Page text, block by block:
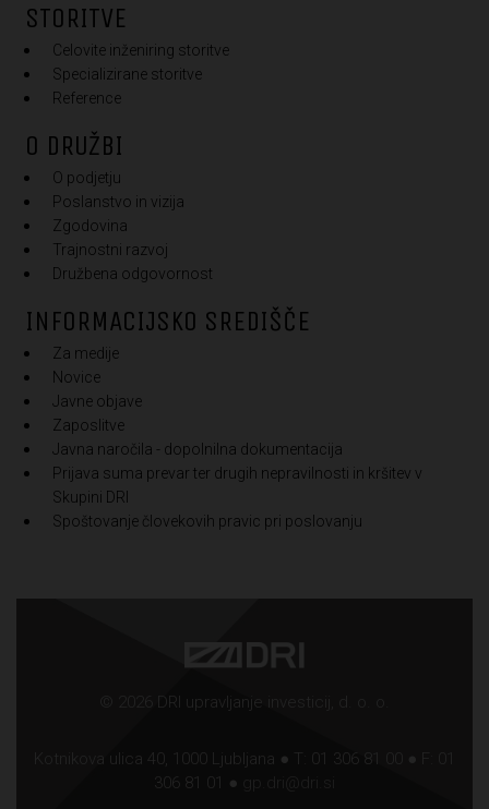
STORITVE
Celovite inženiring storitve
Specializirane storitve
Reference
O DRUŽBI
O podjetju
Poslanstvo in vizija
Zgodovina
Trajnostni razvoj
Družbena odgovornost
INFORMACIJSKO SREDIŠČE
Za medije
Novice
Javne objave
Zaposlitve
Javna naročila - dopolnilna dokumentacija
Prijava suma prevar ter drugih nepravilnosti in kršitev v
Skupini DRI
Spoštovanje človekovih pravic pri poslovanju
© 2026 DRI upravljanje investicij, d. o. o.
Kotnikova ulica 40, 1000 Ljubljana ● T: 01 306 81 00 ● F: 01
306 81 01 ●